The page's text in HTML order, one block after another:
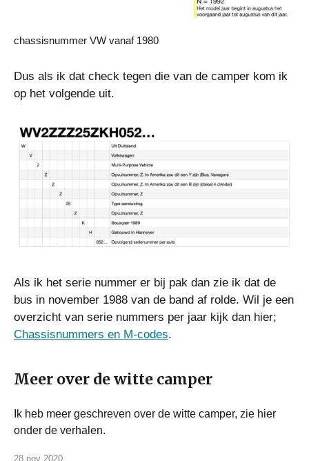
chassisnummer VW vanaf 1980
Dus als ik dat check tegen die van de camper kom ik
op het volgende uit.
Als ik het serie nummer er bij pak dan zie ik dat de
bus in november 1988 van de band af rolde. Wil je een
overzicht van serie nummers per jaar kijk dan hier;
Chassisnummers en M-codes.
Meer over de witte camper
Ik heb meer geschreven over de witte camper, zie hier
onder de verhalen.
28 nov 2020